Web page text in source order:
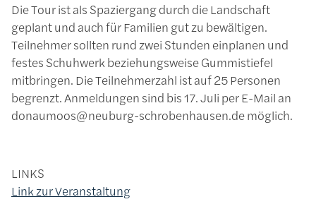
Die Tour ist als Spaziergang durch die Landschaft
geplant und auch für Familien gut zu bewältigen.
Teilnehmer sollten rund zwei Stunden einplanen und
festes Schuhwerk beziehungsweise Gummistiefel
mitbringen. Die Teilnehmerzahl ist auf 25 Personen
begrenzt. Anmeldungen sind bis 17. Juli per E-Mail an
donaumoos@neuburg-schrobenhausen.de möglich.
LINKS
Link zur Veranstaltung